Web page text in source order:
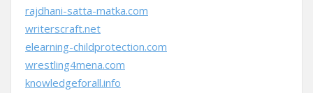
rajdhani-satta-matka.com
writerscraft.net
elearning-childprotection.com
wrestling4mena.com
knowledgeforall.info